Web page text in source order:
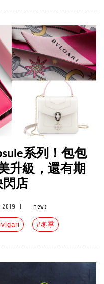
系列！包包
升級，還有期
閃店
2019 news
#冬季